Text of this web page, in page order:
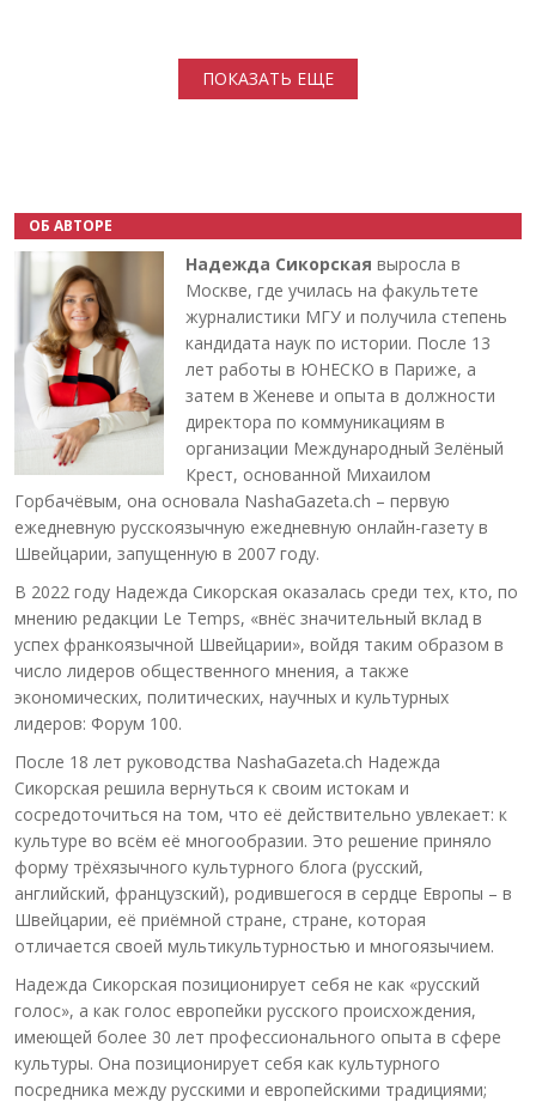
ПОКАЗАТЬ ЕЩЕ
ОБ АВТОРЕ
Надежда Сикорская выросла в
Москве, где училась на факультете
журналистики МГУ и получила степень
кандидата наук по истории. После 13
лет работы в ЮНЕСКО в Париже, а
затем в Женеве и опыта в должности
директора по коммуникациям в
организации Международный Зелёный
Крест, основанной Михаилом
Горбачёвым, она основала NashaGazeta.ch – первую
ежедневную русскоязычную ежедневную онлайн-газету в
Швейцарии, запущенную в 2007 году.
В 2022 году Надежда Сикорская оказалась среди тех, кто, по
мнению редакции Le Temps, «внёс значительный вклад в
успех франкоязычной Швейцарии», войдя таким образом в
число лидеров общественного мнения, а также
экономических, политических, научных и культурных
лидеров: Форум 100.
После 18 лет руководства NashaGazeta.ch Надежда
Сикорская решила вернуться к своим истокам и
сосредоточиться на том, что её действительно увлекает: к
культуре во всём её многообразии. Это решение приняло
форму трёхязычного культурного блога (русский,
английский, французский), родившегося в сердце Европы – в
Швейцарии, её приёмной стране, стране, которая
отличается своей мультикультурностью и многоязычием.
Надежда Сикорская позиционирует себя не как «русский
голос», а как голос европейки русского происхождения,
имеющей более 30 лет профессионального опыта в сфере
культуры. Она позиционирует себя как культурного
посредника между русскими и европейскими традициями;